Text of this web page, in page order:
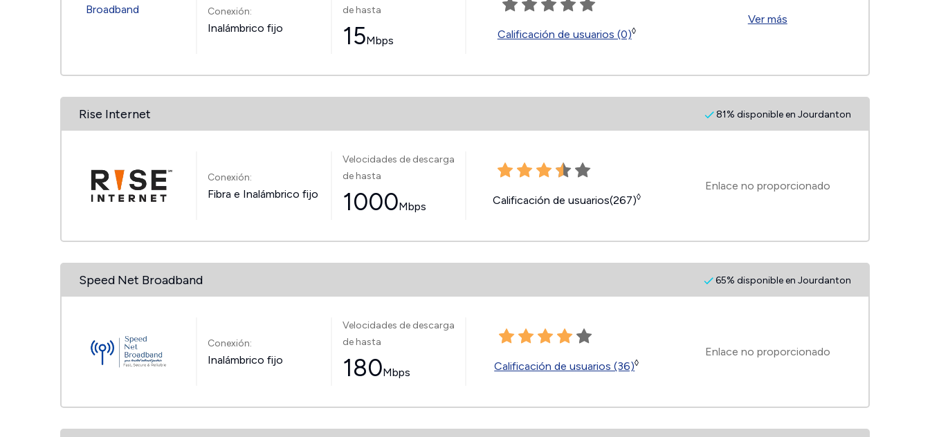
Conexión:
Inalámbrico fijo
de hasta
15Mbps Calificación de usuarios (0)◊
Ver más
Rise Internet 81% disponible en Jourdanton
Conexión:
Fibra e Inalámbrico fijo
Velocidades de descarga
de hasta
1000Mbps Calificación de usuarios(267)◊
Enlace no proporcionado
Speed Net Broadband 65% disponible en Jourdanton
Conexión:
Inalámbrico fijo
Velocidades de descarga
de hasta
180Mbps Calificación de usuarios (36)◊
Enlace no proporcionado